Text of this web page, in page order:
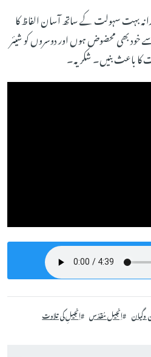
بہت سہولت کے ساتھ آسان الفاظ کا
خود بھی محضوض ہوں اور دوسروں کو شیئر
کا باعث بنیں۔ شکریہ۔
وگیان اِنجیل مُقدّس اِنجیلِ کی تلاوت